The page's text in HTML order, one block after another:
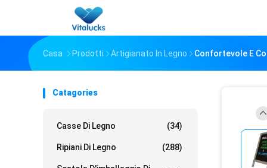
Casa Prodotti Artigianato In Legno Confortevole E
Catagories
Casse Di Legno (34)
Ripiani Di Legno (288)